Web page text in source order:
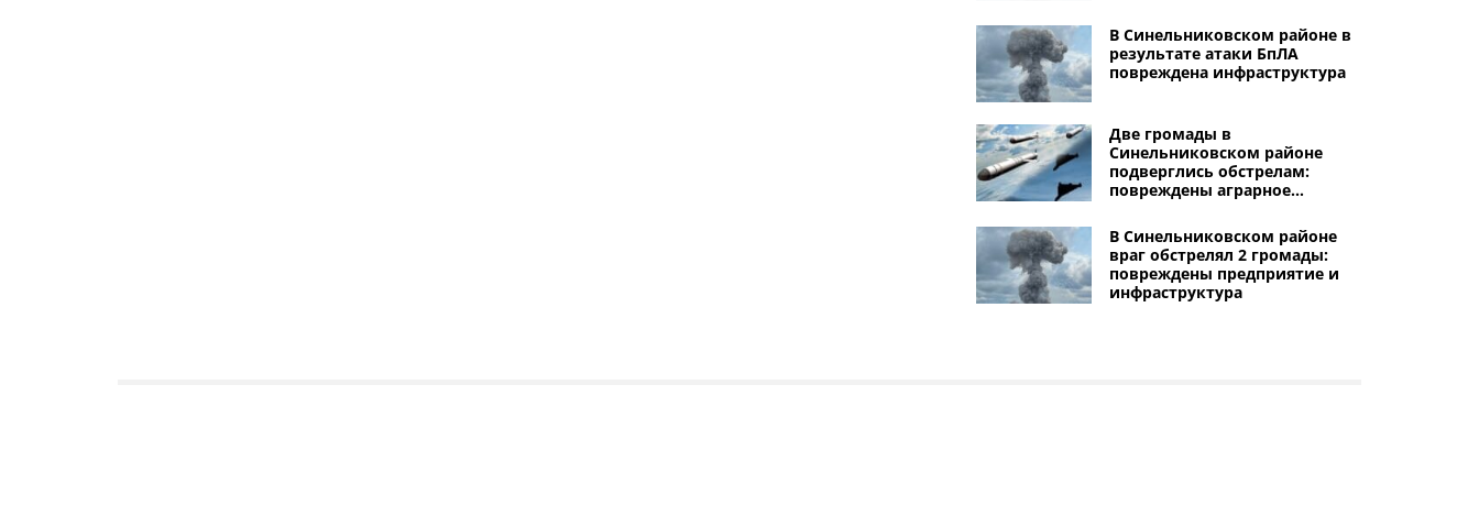
В Синельниковском районе в
результате атаки БпЛА
повреждена инфраструктура
Две громады в
Синельниковском районе
подверглись обстрелам:
повреждены аграрное
В Синельниковском районе
враг обстрелял 2 громады:
повреждены предприятие и
инфраструктура